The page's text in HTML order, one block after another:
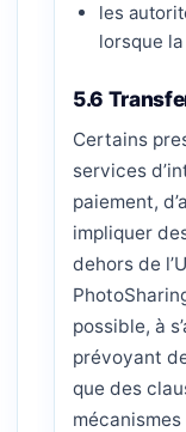
les
lorsque la
5.6
Certains
services
paiement,
impliquer
dehors de
possible, à
prévoyant
que des